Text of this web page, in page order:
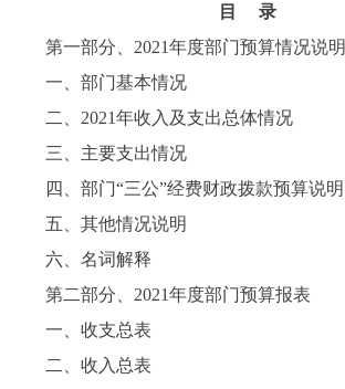
目 录
第一部分、2021年度部门预算情况说明
一、部门基本情况
二、2021年收入及支出总体情况
三、主要支出情况
四、部门“三公”经费财政拨款预算说明
五、其他情况说明
六、名词解释
第二部分、2021年度部门预算报表
一、收支总表
二、收入总表